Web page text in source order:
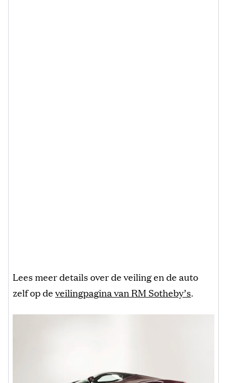
Lees meer details over de veiling en de auto
zelf op deveilingpagina van RM Sotheby’s.